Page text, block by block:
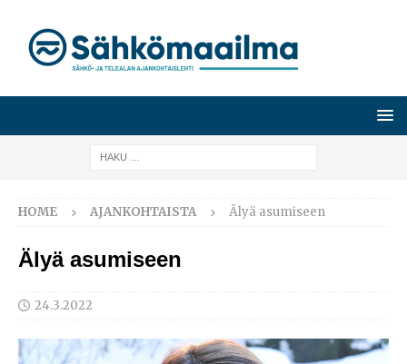
HOME AJANKOHTAISTA Älyä asumiseen
Älyä asumiseen
24.3.2022